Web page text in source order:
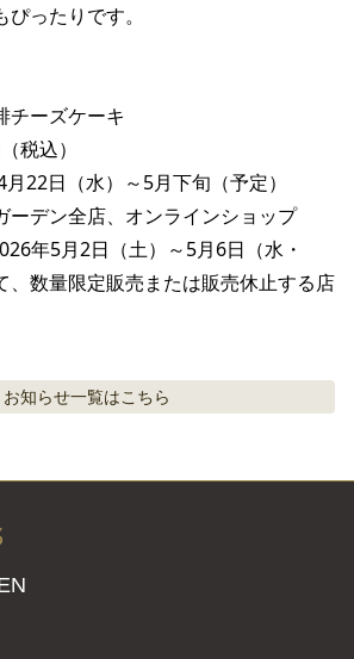
ったりです。
チーズケーキ
税込）
22日（水）～5月下旬（予定）
ーデン全店、オンラインショップ
年5月2日（土）～5月6日（水・
、数量限定販売または販売休止する店
お知らせ一覧はこちら